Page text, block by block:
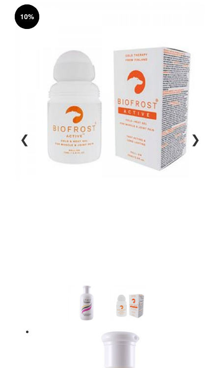
Vi anbefaler dig disse
LUK
10%
❮ ❯
10%